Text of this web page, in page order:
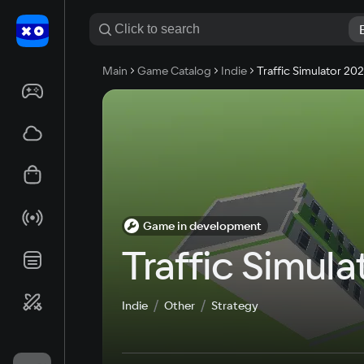
Main Game Catalog Indie Traffic Simulator
Game in development
Traffic
Indie Other Strategy